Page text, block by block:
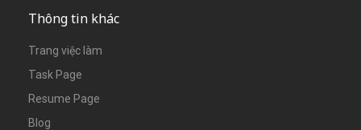
Thông tin khác
Trang việc làm
Task Page
Resume Page
Blog